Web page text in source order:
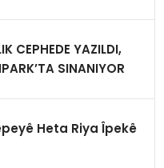
CEPHEDE YAZILDI,
SINANIYOR
Heta Riya Îpekê